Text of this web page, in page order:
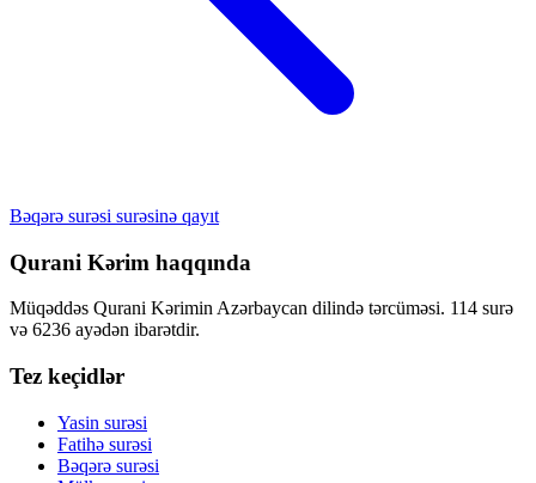
Bəqərə surəsi surəsinə qayıt
Qurani Kərim haqqında
Müqəddəs Qurani Kərimin Azərbaycan dilində tərcüməsi. 114 surə
və 6236 ayədən ibarətdir.
Tez keçidlər
Yasin surəsi
Fatihə surəsi
Bəqərə surəsi